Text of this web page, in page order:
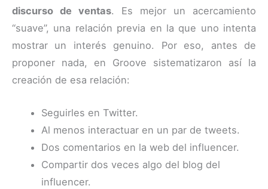
discurso de ventas. Es mejor un acercamiento
“suave”, una relación previa en la que uno intenta
mostrar un interés genuino. Por eso, antes de
proponer nada, en Groove sistematizaron así la
creación de esa relación:
Seguirles en Twitter.
Al menos interactuar en un par de tweets.
Dos comentarios en la web del influencer.
Compartir dos veces algo del blog del
influencer.